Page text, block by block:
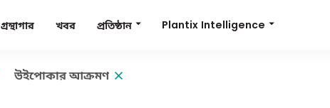
গ্রন্থাগার খবর প্রতিষ্ঠান Plantix Intelligence
উইপোকার আক্রমণ